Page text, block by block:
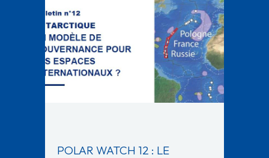
POLAR WATCH 12 : LE